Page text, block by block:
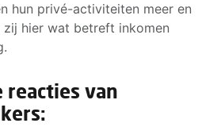
hun privé-activiteiten meer en
zij hier wat betreft inkomen
reacties van